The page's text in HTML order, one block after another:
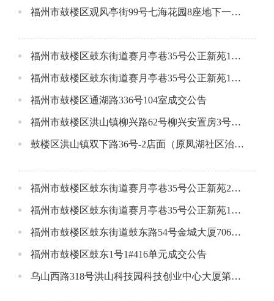
福州市鼓楼区观风亭街99号七海花园8座地下一层1号车位成交公告
福州市鼓楼区鼓东街道赛月亭巷35号公正新苑1#楼2409单元成交公告
福州市鼓楼区鼓东街道赛月亭巷35号公正新苑1#楼209单元成交公告
福州市鼓楼区通湖路336号104室成交公告
福州市鼓楼区洪山镇柳兴路62号柳兴安置房3号楼1层07号店面成交公告
鼓楼区洪山镇双下路36号-2店面（原凤湖社区治安岗）成交公告
福州市鼓楼区鼓东街道赛月亭巷35号公正新苑2#楼1308单元成交公告
福州市鼓楼区鼓东街道赛月亭巷35号公正新苑1#楼509单元成交公告
福州市鼓楼区鼓东街道鼓东路54号金城大厦706单元（实勘门牌为710单元）成交公告
福州市鼓楼区鼓东1号1#416单元成交公告
乌山西路318号洪山科技园科技创业中心大厦第12层南面成交公告